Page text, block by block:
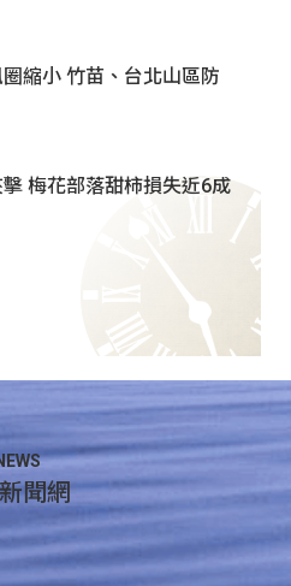
縮小 竹苗、台北山區防
梅花部落甜柿損失近6成
聞網